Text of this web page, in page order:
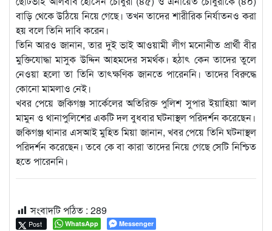
বাড়ি থেকে উঠিয়ে নিয়ে গেছে। তখন তাদের শারীরিক নির্যাতনও করা
হয় বলে তিনি দাবি করেন।
তিনি আরও জানান, তার দুই ভাই আওয়ামী লীগ মনোনীত প্রার্থী বীর
মুক্তিযোদ্ধা মাসুক উদ্দিন আহমদের সমর্থক। হঠাৎ কেন তাদের তুলে
নেওয়া হলো তা তিনি তাৎক্ষণিক জানতে পারেননি। তাদের বিরুদ্ধে
কোনো মামলাও নেই।
খবর পেয়ে জকিগঞ্জ সার্কেলের অতিরিক্ত পুলিশ সুপার ইয়াহিয়া আল
মামুন ও থানাপুলিশের একটি দল বুধবার ঘটনাস্থল পরিদর্শন করেছেন।
জকিগঞ্জ থানার এসআই মুহিত মিয়া জানান, খবর পেয়ে তিনি ঘটনাস্থল
পরিদর্শন করেছেন। তবে কে বা কারা তাদের নিয়ে গেছে সেটি নিশ্চিত
হতে পারেননি।
সংবাদটি পঠিত : 289
Post WhatsApp Messenger